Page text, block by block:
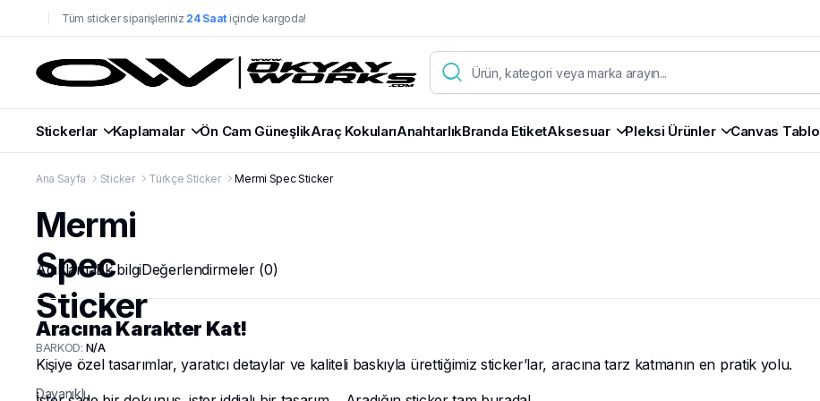
Tüm sticker siparişleriniz 24 Saat içinde kargoda!
Stickerlar Kaplamalar Ön Cam GüneşlikAraç KokularıAnahtarlıkBranda EtiketAksesuar Pleksi Ürünler Canvas Tablo
Ana Sayfa Sticker Türkçe Sticker Mermi Spec Sticker
Mermi
Spec
Sticker
BARKOD: N/A
Dayanıklı,
AçıklamaEk bilgiDeğerlendirmeler (0)
Aracına Karakter Kat!
Kişiye özel tasarımlar, yaratıcı detaylar ve kaliteli baskıyla ürettiğimiz sticker’lar, aracına tarz katmanın en pratik yolu.